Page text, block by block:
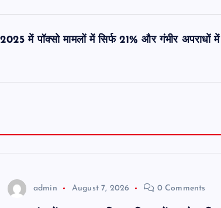
में पॉक्सो मामलों में सिर्फ 21% और गंभीर अपराधों
admin August 7, 2026 0 Comments